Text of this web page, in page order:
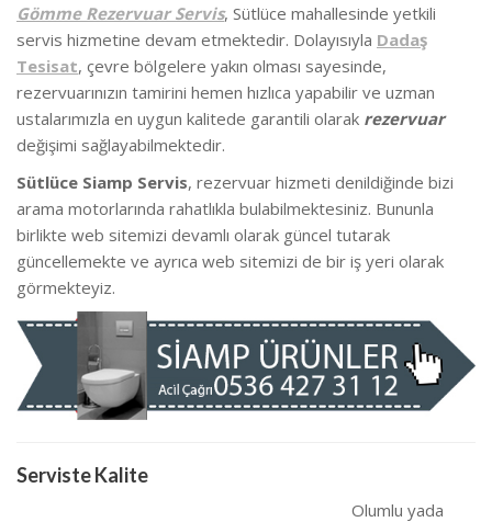
Gömme Rezervuar Servis, Sütlüce mahallesinde yetkili
servis hizmetine devam etmektedir. Dolayısıyla Dadaş
Tesisat, çevre bölgelere yakın olması sayesinde,
rezervuarınızın tamirini hemen hızlıca yapabilir ve uzman
ustalarımızla en uygun kalitede garantili olarak rezervuar
değişimi sağlayabilmektedir.
Sütlüce Siamp Servis, rezervuar hizmeti denildiğinde bizi
arama motorlarında rahatlıkla bulabilmektesiniz. Bununla
birlikte web sitemizi devamlı olarak güncel tutarak
güncellemekte ve ayrıca web sitemizi de bir iş yeri olarak
görmekteyiz.
Serviste Kalite
Olumlu yada